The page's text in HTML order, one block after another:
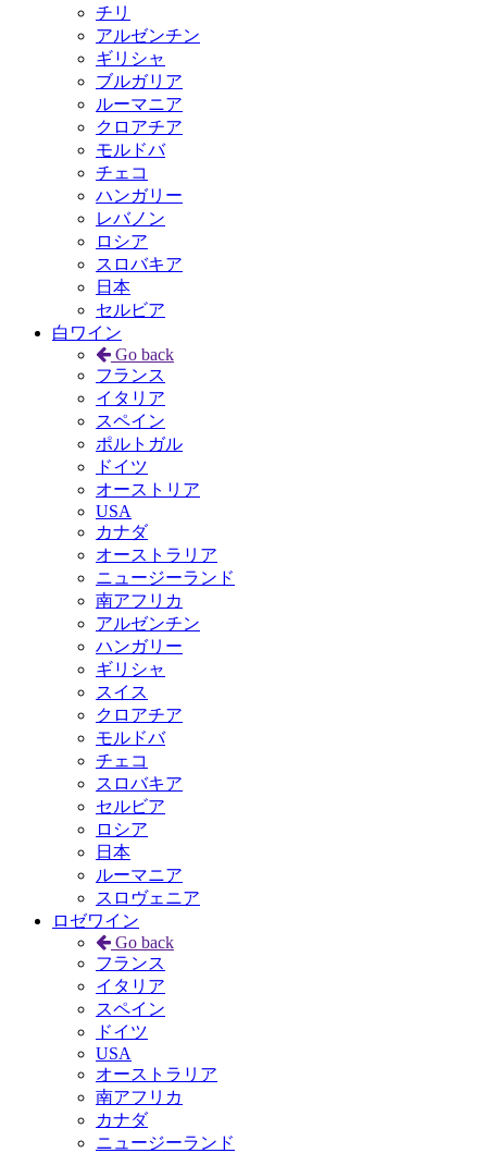
チリ
アルゼンチン
ギリシャ
ブルガリア
ルーマニア
クロアチア
モルドバ
チェコ
ハンガリー
レバノン
ロシア
スロバキア
日本
セルビア
白ワイン
Go back
フランス
イタリア
スペイン
ポルトガル
ドイツ
オーストリア
USA
カナダ
オーストラリア
ニュージーランド
南アフリカ
アルゼンチン
ハンガリー
ギリシャ
スイス
クロアチア
モルドバ
チェコ
スロバキア
セルビア
ロシア
日本
ルーマニア
スロヴェニア
ロゼワイン
Go back
フランス
イタリア
スペイン
ドイツ
USA
オーストラリア
南アフリカ
カナダ
ニュージーランド